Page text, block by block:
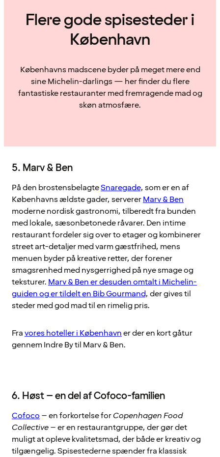
Flere gode spisesteder i
København
Københavns madscene byder på meget mere end
sine Michelin-darlings — her finder du flere
fantastiske restauranter med fremragende mad og
skøn atmosfære.
5. Marv & Ben
På den brostensbelagteSnaregade, som er en af
Københavns ældste gader, servererMarv & Ben
moderne nordisk gastronomi, tilberedt fra bunden
med lokale, sæsonbetonede råvarer. Den intime
restaurant fordeler sig over to etager og kombinerer
street art-detaljer med varm gæstfrihed, mens
menuen byder på kreative retter, der forener
smagsrenhed med nysgerrighed på nye smage og
teksturer. Marv & Ben er desuden omtalt i Michelin-
guiden og er tildelt en Bib Gourmand, der gives til
steder med god mad til en rimelig pris.
Fravores hoteller i Københavner der en kort gåtur
gennem Indre By til Marv & Ben.
6. Høst – en del af Cofoco-familien
Cofoco – en forkortelse forCopenhagen Food
Collective– er en restaurantgruppe, der gør det
muligt at opleve kvalitetsmad, der både er kreativ og
tilgængelig. Spisestederne spænder fra klassisk